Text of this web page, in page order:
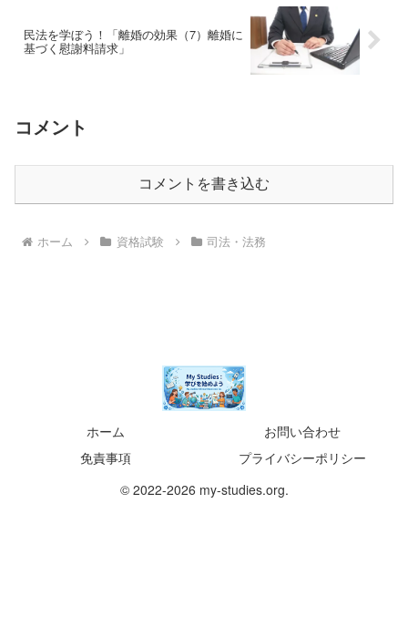
民法を学ぼう！「離婚の効果（7）離婚に
基づく慰謝料請求」
コメント
コメントを書き込む
ホーム 資格試験 司法・法務
ホーム
お問い合わせ
免責事項
プライバシーポリシー
© 2022-2026 my-studies.org.